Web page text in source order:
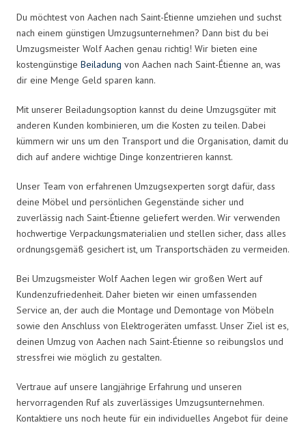
Du möchtest von Aachen nach Saint-Étienne umziehen und suchst
nach einem günstigen Umzugsunternehmen? Dann bist du bei
Umzugsmeister Wolf Aachen genau richtig! Wir bieten eine
kostengünstige Beiladung von Aachen nach Saint-Étienne an, was
dir eine Menge Geld sparen kann.
Mit unserer Beiladungsoption kannst du deine Umzugsgüter mit
anderen Kunden kombinieren, um die Kosten zu teilen. Dabei
kümmern wir uns um den Transport und die Organisation, damit du
dich auf andere wichtige Dinge konzentrieren kannst.
Unser Team von erfahrenen Umzugsexperten sorgt dafür, dass
deine Möbel und persönlichen Gegenstände sicher und
zuverlässig nach Saint-Étienne geliefert werden. Wir verwenden
hochwertige Verpackungsmaterialien und stellen sicher, dass alles
ordnungsgemäß gesichert ist, um Transportschäden zu vermeiden.
Bei Umzugsmeister Wolf Aachen legen wir großen Wert auf
Kundenzufriedenheit. Daher bieten wir einen umfassenden
Service an, der auch die Montage und Demontage von Möbeln
sowie den Anschluss von Elektrogeräten umfasst. Unser Ziel ist es,
deinen Umzug von Aachen nach Saint-Étienne so reibungslos und
stressfrei wie möglich zu gestalten.
Vertraue auf unsere langjährige Erfahrung und unseren
hervorragenden Ruf als zuverlässiges Umzugsunternehmen.
Kontaktiere uns noch heute für ein individuelles Angebot für deine